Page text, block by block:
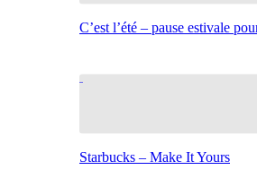
C’est l’été – pause estivale
Starbucks – Make It Yours